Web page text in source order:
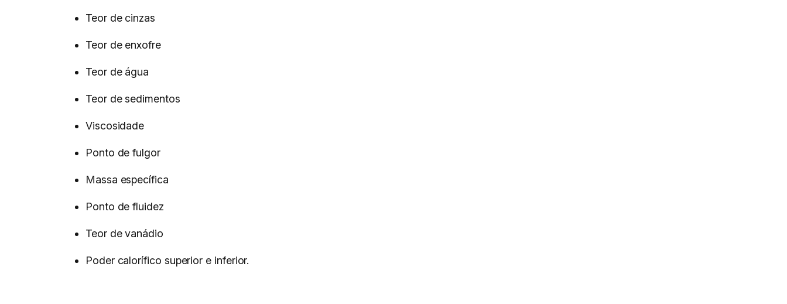
Teor de cinzas
Teor de enxofre
Teor de água
Teor de sedimentos
Viscosidade
Ponto de fulgor
Massa específica
Ponto de fluidez
Teor de vanádio
Poder calorífico superior e inferior.